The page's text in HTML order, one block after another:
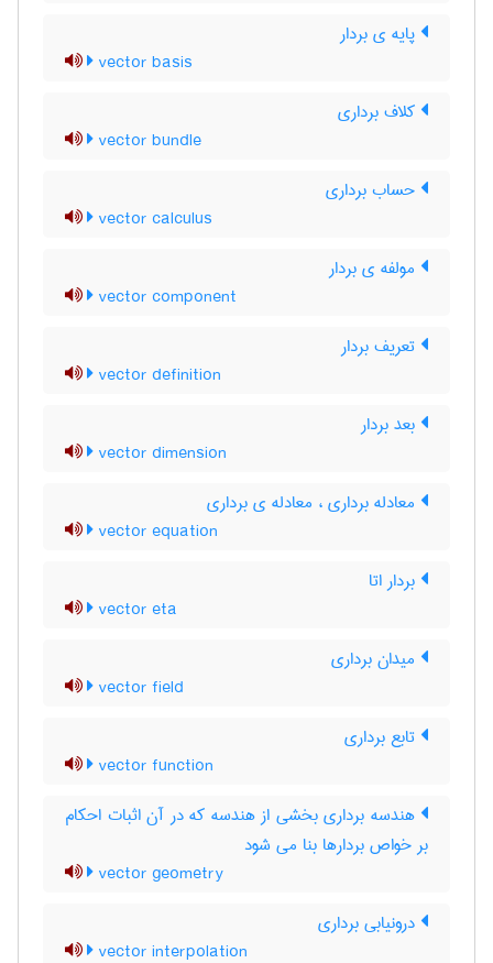
پایه ی بردار
vector basis
کلاف برداری
vector bundle
حساب برداری
vector calculus
مولفه ی بردار
vector component
تعریف بردار
vector definition
بعد بردار
vector dimension
معادله برداری ، معادله ی برداری
vector equation
بردار اتا
vector eta
میدان برداری
vector field
تابع برداری
vector function
هندسه برداری بخشی از هندسه که در آن اثبات احکام
بر خواص بردارها بنا می شود
vector geometry
درونیابی برداری
vector interpolation